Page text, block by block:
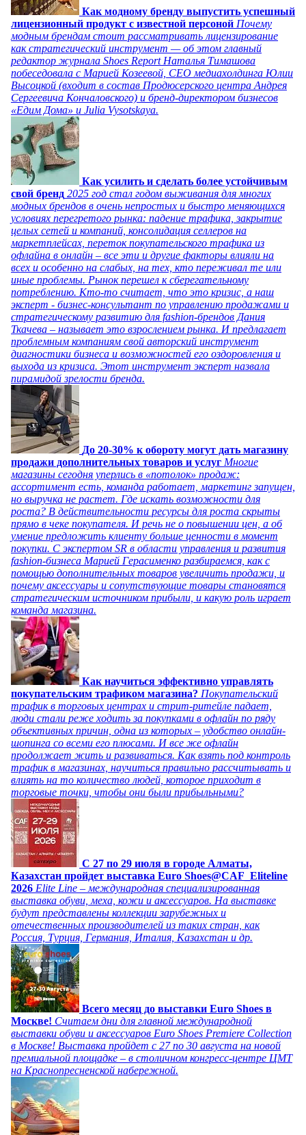
Как модному бренду выпустить успешный
лицензионный продукт с известной персоной Почему
модным брендам стоит рассматривать лицензирование
как стратегический инструмент — об этом главный
редактор журнала Shoes Report Наталья Тимашова
побеседовала с Марией Козеевой, СЕО медиахолдинга Юлии
Высоцкой (входит в состав Продюсерского центра Андрея
Сергеевича Кончаловского) и бренд-директором бизнесов
«Едим Дома» и Julia Vysotskaya.
Как усилить и сделать более устойчивым
свой бренд 2025 год стал годом выживания для многих
модных брендов в очень непростых и быстро меняющихся
условиях перегретого рынка: падение трафика, закрытие
целых сетей и компаний, консолидация селлеров на
маркетплейсах, переток покупательского трафика из
офлайна в онлайн – все эти и другие факторы влияли на
всех и особенно на слабых, на тех, кто переживал те или
иные проблемы. Рынок перешел к сберегательному
потреблению. Кто-то считает, что это кризис, а наш
эксперт - бизнес-консультант по управлению продажами и
стратегическому развитию для fashion-брендов Дания
Ткачева – называет это взрослением рынка. И предлагает
проблемным компаниям свой авторский инструмент
диагностики бизнеса и возможностей его оздоровления и
выхода из кризиса. Этот инструмент эксперт назвала
пирамидой зрелости бренда.
До 20-30% к обороту могут дать магазину
продажи дополнительных товаров и услуг Многие
магазины сегодня уперлись в «потолок» продаж:
ассортимент есть, команда работает, маркетинг запущен,
но выручка не растет. Где искать возможности для
роста? В действительности ресурсы для роста скрыты
прямо в чеке покупателя. И речь не о повышении цен, а об
умение предложить клиенту больше ценности в момент
покупки. С экспертом SR в области управления и развития
fashion-бизнеса Марией Герасименко разбираемся, как с
помощью дополнительных товаров увеличить продажи, и
почему аксессуары и сопутствующие товары становятся
стратегическим источником прибыли, и какую роль играет
команда магазина.
Как научиться эффективно управлять
покупательским трафиком магазина? Покупательский
трафик в торговых центрах и стрит-ритейле падает,
люди стали реже ходить за покупками в офлайн по ряду
объективных причин, одна из которых – удобство онлайн-
шопинга со всеми его плюсами. И все же офлайн
продолжает жить и развиваться. Как взять под контроль
трафик в магазинах, научиться правильно рассчитывать и
влиять на то количество людей, которое приходит в
торговые точки, чтобы они были прибыльными?
C 27 по 29 июля в городе Алматы,
Казахстан пройдет выставка Euro Shoes@CAF_Eliteline
2026 Elite Line – международная специализированная
выставка обуви, меха, кожи и аксессуаров. На выставке
будут представлены коллекции зарубежных и
отечественных производителей из таких стран, как
Россия, Турция, Германия, Италия, Казахстан и др.
Всего месяц до выставки Euro Shoes в
Москве! Считаем дни для главной международной
выставки обуви и аксессуаров Euro Shoes Premiere Collection
в Москве! Выставка пройдет с 27 по 30 августа на новой
премиальной площадке – в столичном конгресс-центре ЦМТ
на Краснопресненской набережной.